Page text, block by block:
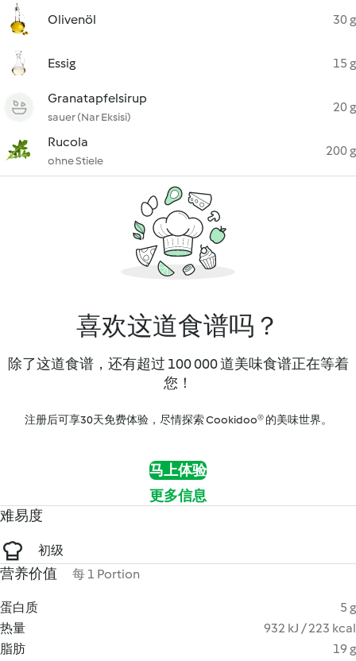
Olivenöl 30 g
Essig 15 g
Granatapfelsirup
sauer (Nar Eksisi)
20 g
Rucola
ohne Stiele
200 g
喜欢这道食谱吗？
除了这道食谱，还有超过 100 000 道美味食谱正在等着
您！
注册后可享30天免费体验，尽情探索 Cookidoo® 的美味世界。
马上体验
更多信息
难易度
初级
营养价值 每 1 Portion
蛋白质
5 g
热量
932 kJ / 223 kcal
脂肪
19 g